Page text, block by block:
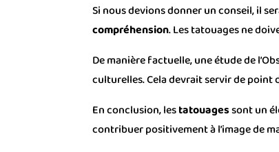
Si nous devions donner un conseil, il
compréhension. Les tatouages ne
De manière factuelle, une étude de
culturelles. Cela devrait servir de
En conclusion, lestatouagessont un
contribuer positivement à l’image de